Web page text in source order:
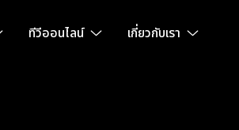
ทีวีออนไลน์ เกี่ยวกับเรา